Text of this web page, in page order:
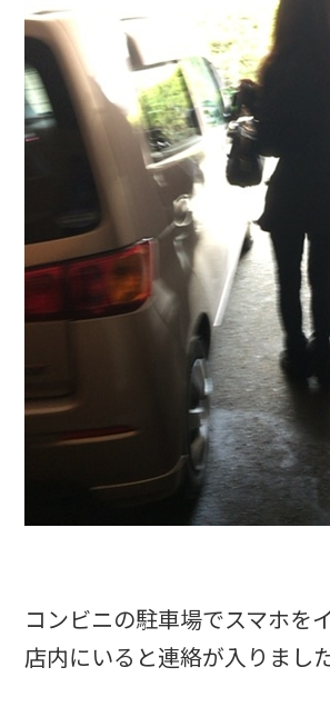
コンビニの駐車場でスマホを
店内にいると連絡が入りました